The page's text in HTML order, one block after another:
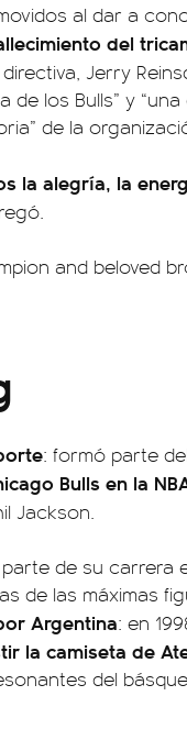
al dar a
del
Jerry
de los Bulls” y “una
de la
la alegría, la
and beloved
: formó parte
Bulls en la
Jackson.
de su carrera
de las máximas
Argentina: en
la camiseta de
del